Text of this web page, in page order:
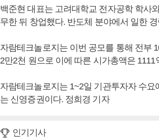
백준현 대표는 고려대학교 전자공학 학사
무한 뒤 창업했다. 반도체 분야에서 일한
자람테크놀로지는 이번 공모를 통해 전부
2만2천 원으로 이에 따른 시가총액은 1111
자람테크놀로지는 1~2일 기관투자자 수
는 신영증권이다. 정희경 기자
인기기사